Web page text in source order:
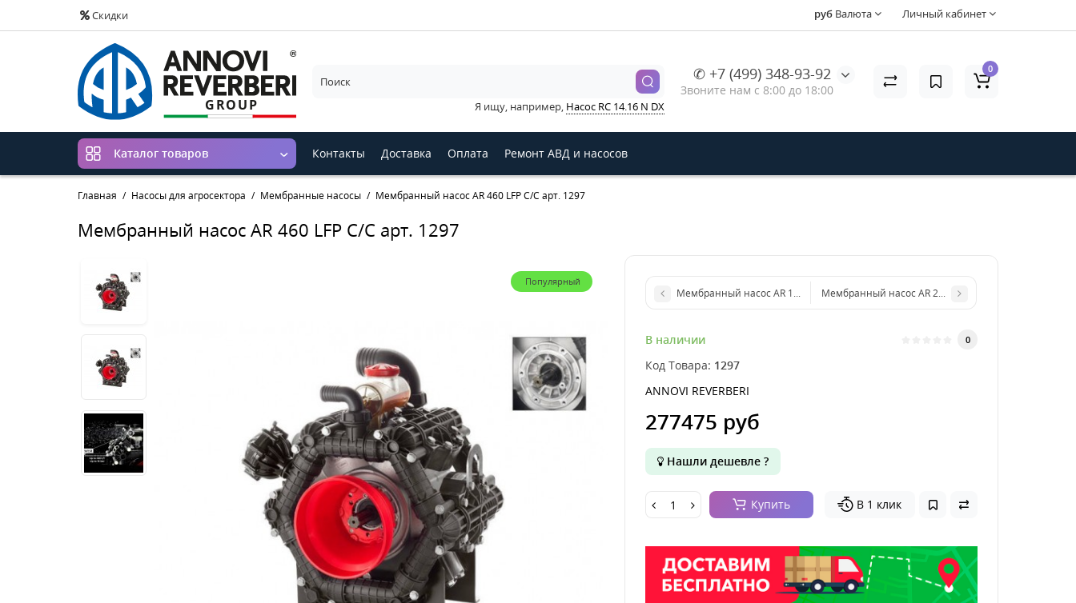
Скидки Личный кабинет
руб Валюта
✆ +7 (499) 348-93-92
Звоните нам с 8:00 до 18:00
Я ищу, например, Насос RC 14.16 N DX
0
Каталог товаров Контакты Доставка Оплата Ремонт АВД и насосов
Главная Насосы для агросектора Мембранные насосы Мембранный насос AR 460 LFP C/C арт. 1297
Мембранный насос AR 460 LFP C/C арт. 1297
Популярный
Мембранный насос AR 145 bp C/F (Ø1'3/8) BlueFlex™ арт. 32033
Мембранный насос AR 202 SP SGC BlueFlex™ арт.
В наличии 0
Код Товара: 1297
ANNOVI REVERBERI
277475 руб
Нашли дешевле ?
Купить В 1 клик